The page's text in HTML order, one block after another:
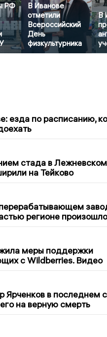
РФ
В Иванове
отметили
Всероссийский
День
физкультурника
В
езда по расписанию,
стада в
на Тейково
регионе
меры поддержки
с Wildberries. Видео
в последнем
на верную смерть